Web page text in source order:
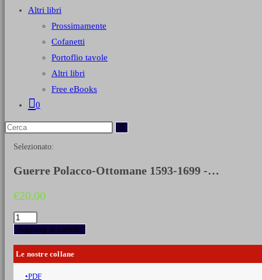
Altri libri
Prossimamente
Cofanetti
Portoflio tavole
Altri libri
Free eBooks
0
Selezionato:
Guerre Polacco-Ottomane 1593-1699 -…
€20,00
Guerre
Polacco-
Ottomane
1593-
1699
Aggiungi al carrello
Le nostre collane
PDF